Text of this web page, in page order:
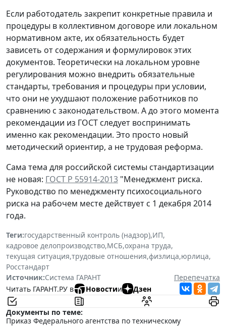
Если работодатель закрепит конкретные правила и
процедуры в коллективном договоре или локальном
нормативном акте, их обязательность будет
зависеть от содержания и формулировок этих
документов. Теоретически на локальном уровне
регулирования можно внедрить обязательные
стандарты, требования и процедуры при условии,
что они не ухудшают положение работников по
сравнению с законодательством. А до этого момента
рекомендации из ГОСТ следует воспринимать
именно как рекомендации. Это просто новый
методический ориентир, а не трудовая реформа.
Сама тема для российской системы стандартизации
не новая: ГОСТ Р 55914-2013 "Менеджмент риска.
Руководство по менеджменту психосоциального
риска на рабочем месте действует с 1 декабря 2014
года.
Теги:государственный контроль (надзор),ИП,
кадровое делопроизводство,МСБ,охрана труда,
текущая ситуация,трудовые отношения,физлица,юрлица,
Росстандарт
Источник:Система ГАРАНТ
Перепечатка
Читать ГАРАНТ.РУ в
Новостии Дзен
Документы по теме:
Приказ Федерального агентства по техническому